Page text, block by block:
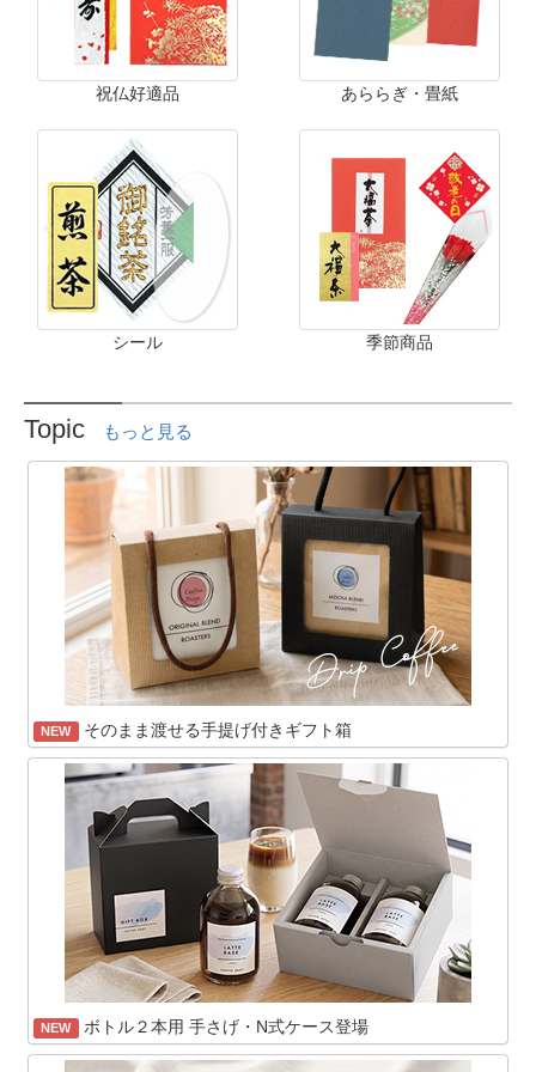
祝仏好適品 あららぎ・畳紙
シール 季節商品
Topic もっと見る
NEW そのまま渡せる手提げ付きギフト箱
NEW ボトル２本用 手さげ・N式ケース登場